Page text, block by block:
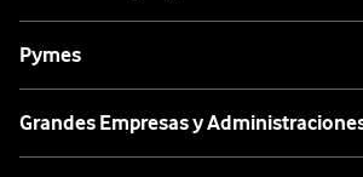
Pymes
Grandes Empresas y